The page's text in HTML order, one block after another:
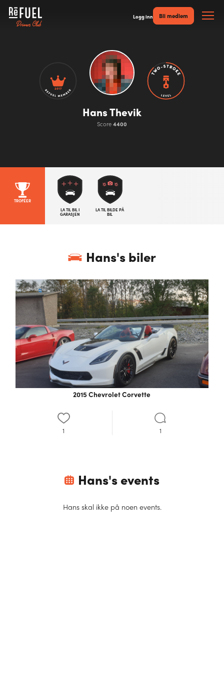
Logg inn Bli medlem
2017
Hans Thevik
Score4400
TROFÉER
LA TIL BIL I
GARASJEN
LA TIL BILDE PÅ
BIL
Hans's biler
2015 Chevrolet Corvette
1 1
Hans's events
Hansskal ikke på noen events.